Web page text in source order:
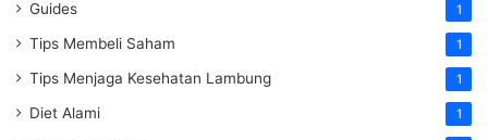
Guides 1
Tips Membeli Saham 1
Tips Menjaga Kesehatan Lambung 1
Diet Alami 1